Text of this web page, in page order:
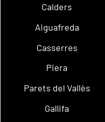
Calders
Aiguafreda
Casserres
Piera
Parets del Vallès
Gallifa